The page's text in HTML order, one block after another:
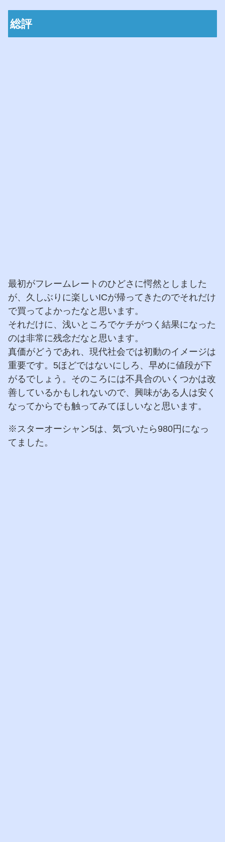
総評
最初がフレームレートのひどさに愕然としました
が、久しぶりに楽しいICが帰ってきたのでそれだけ
で買ってよかったなと思います。
それだけに、浅いところでケチがつく結果になった
のは非常に残念だなと思います。
真価がどうであれ、現代社会では初動のイメージは
重要です。5ほどではないにしろ、早めに値段が下
がるでしょう。そのころには不具合のいくつかは改
善しているかもしれないので、興味がある人は安く
なってからでも触ってみてほしいなと思います。
※スターオーシャン5は、気づいたら980円になっ
てました。